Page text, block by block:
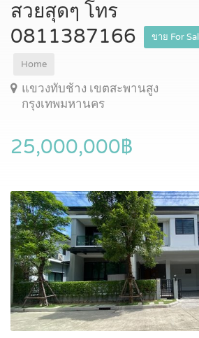
สวยสุดๆ โทร
0811387166
ขาย For
Home
แขวงทับช้าง เขตสะพานสูง
กรุงเทพมหานคร
25,000,000฿